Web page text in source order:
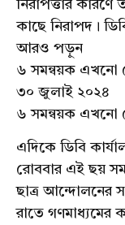
নিরাপত্তার কারণে
কাছে নিরাপদ।
আরও পড়ুন
৬ সমন্বয়ক এখনো
৩০ জুলাই ২০২৪
৬ সমন্বয়ক এখনো
এদিকে ডিবি
রোববার এই ছয়
ছাত্র আন্দোলনের
রাতে গণমাধ্যমের